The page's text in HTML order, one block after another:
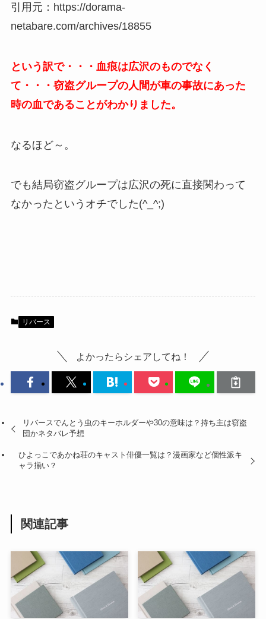
引用元：https://dorama-
netabare.com/archives/18855
という訳で・・・血痕は広沢のものでなく
て・・・窃盗グループの人間が車の事故にあった
時の血であることがわかりました。
なるほど～。
でも結局窃盗グループは広沢の死に直接関わって
なかったというオチでした(^_^;)
リバース
よかったらシェアしてね！
リバースでんとう虫のキーホルダーや30の意味は？持ち主は窃盗
団かネタバレ予想
ひよっこであかね荘のキャスト俳優一覧は？漫画家など個性派キ
ャラ揃い？
関連記事